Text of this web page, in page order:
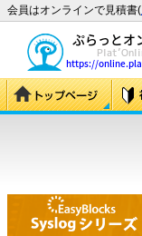
会員はオンラインで見積書(